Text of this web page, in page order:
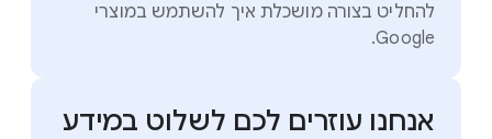
להחליט בצורה מושכלת איך להשתמש במוצרי
Google.
אנחנו עוזרים לכם לשלוט במידע